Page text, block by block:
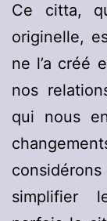
Ce citta,
originelle,
ne l’a créé
nos
qui nous
simplifier